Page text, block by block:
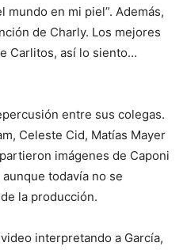
mundo en mi piel”. Además,
de Charly. Los mejores
Carlitos, así lo siento…
entre sus colegas.
Celeste Cid, Matías Mayer
imágenes de Caponi
todavía no se
la producción.
interpretando a García,